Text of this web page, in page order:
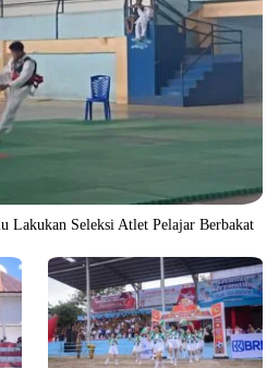
Lakukan Seleksi Atlet Pelajar Berbakat